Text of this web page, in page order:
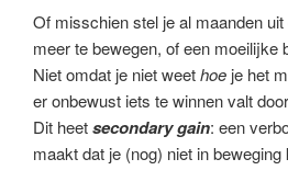
Of misschien stel je al maanden
meer te bewegen, of een moeilijke
Niet omdat je niet weethoe je het
er onbewust iets te winnen valt
Dit heetsecondarygain: een
maakt dat je (nog) niet in beweging